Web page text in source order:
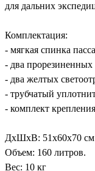
для дальних
Комплектация:
- мягкая спинка
- два прорезиненных
- два желтых
- трубчатый
- комплект
ДхШхВ: 51х60х70 см
Объем: 160 литров.
Вес: 10 кг